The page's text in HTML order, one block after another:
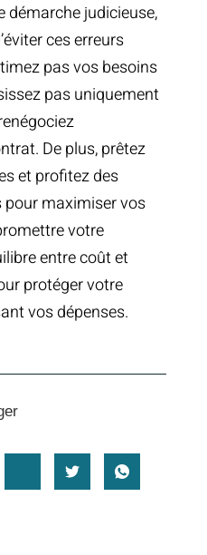
démarche judicieuse,
ces erreurs
pas vos besoins
pas uniquement
De plus, prêtez
et profitez des
maximiser vos
votre
entre coût et
protéger votre
vos dépenses.